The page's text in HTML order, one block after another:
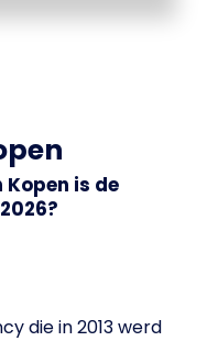
is de
die in 2013 werd